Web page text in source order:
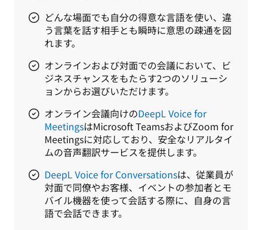
どんな場面でも自分の得意な言語を使い、違
う言葉を話す相手とも瞬時に意思の疎通を図
れます。
オンラインおよび対面での会議において、ビ
ジネスチャンスをもたらす2つのソリューシ
ョンからお選びいただけます。
オンライン会議向けのDeepL Voice for
MeetingsはMicrosoft TeamsおよびZoom for
Meetingsに対応しており、安全なリアルタイ
ムの音声翻訳サービスを提供します。
DeepL Voice for Conversationsは、従業員が
対面で同僚やお客様、イベントの参加者とモ
バイル機器を使って会話する際に、自身の言
語で会話できます。